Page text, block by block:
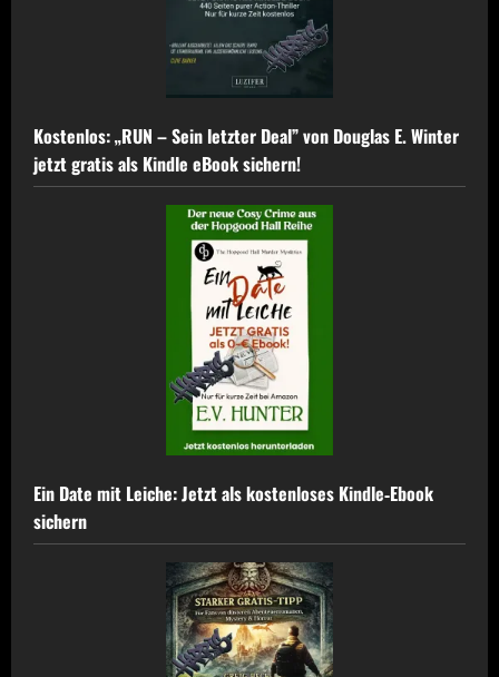
Kostenlos: „RUN – Sein letzter Deal” von Douglas E. Winter
jetzt gratis als Kindle eBook sichern!
Ein Date mit Leiche: Jetzt als kostenloses Kindle‑Ebook
sichern